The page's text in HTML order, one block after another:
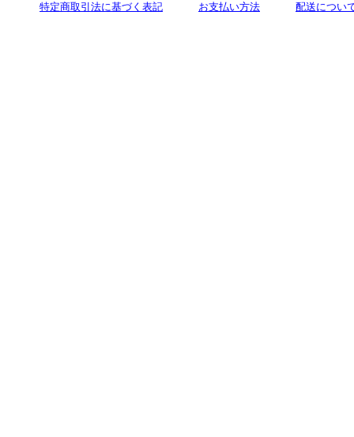
特定商取引法に基づく表記 お支払い方法 配送につい